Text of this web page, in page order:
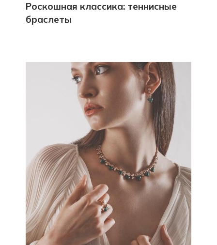
Роскошная классика: теннисные
браслеты